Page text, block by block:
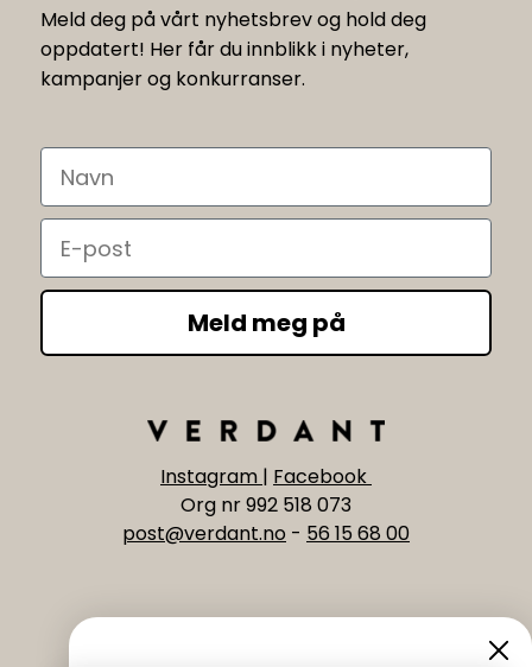
Meld deg på vårt nyhetsbrev og hold deg
oppdatert! Her får du innblikk i nyheter,
kampanjer og konkurranser.
Navn
Email
Meld meg på
Instagram | Facebook
Org nr 992 518 073
post@verdant.no - 56 15 68 00